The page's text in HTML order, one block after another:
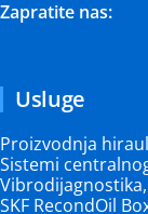
Zapratite nas:
Usluge
Proizvodnja
Sistemi
SKF RecondOil